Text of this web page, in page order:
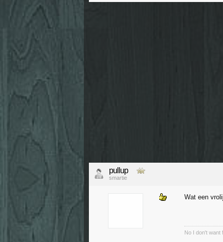
pullup
smartie
Wat een
No I don't want